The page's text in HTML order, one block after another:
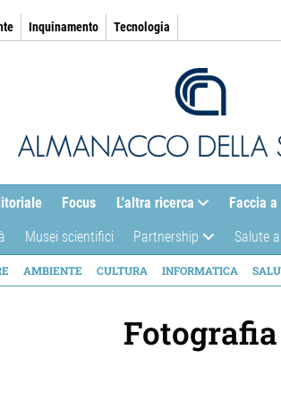
Inquinamento Tecnologia
Focus L'altra ricerca Faccia
Musei scientifici Partnership Salute
AMBIENTE CULTURA INFORMATICA
Fotografia